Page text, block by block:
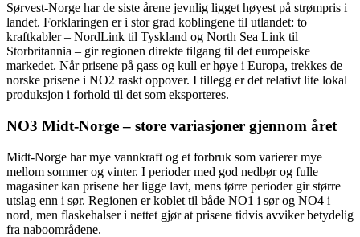
Sørvest-Norge har de siste årene jevnlig ligget høyest på strømpris i
landet. Forklaringen er i stor grad koblingene til utlandet: to
kraftkabler – NordLink til Tyskland og North Sea Link til
Storbritannia – gir regionen direkte tilgang til det europeiske
markedet. Når prisene på gass og kull er høye i Europa, trekkes de
norske prisene i NO2 raskt oppover. I tillegg er det relativt lite lokal
produksjon i forhold til det som eksporteres.
NO3 Midt-Norge – store variasjoner gjennom året
Midt-Norge har mye vannkraft og et forbruk som varierer mye
mellom sommer og vinter. I perioder med god nedbør og fulle
magasiner kan prisene her ligge lavt, mens tørre perioder gir større
utslag enn i sør. Regionen er koblet til både NO1 i sør og NO4 i
nord, men flaskehalser i nettet gjør at prisene tidvis avviker betydelig
fra naboområdene.